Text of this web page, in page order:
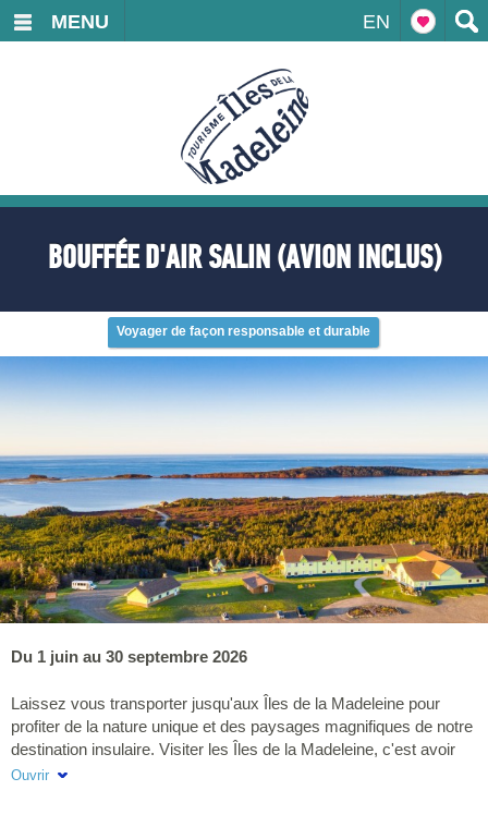
EN
MENU
BOUFFÉE D'AIR SALIN (AVION INCLUS)
Voyager de façon responsable et durable
Du 1 juin au 30 septembre 2026
Laissez vous transporter jusqu'aux Îles de la Madeleine pour
profiter de la nature unique et des paysages magnifiques de notre
destination insulaire. Visiter les Îles de la Madeleine, c'est avoir
l'opportunité de profiter du rythme paisible de l'archipel tout en
Ouvrir